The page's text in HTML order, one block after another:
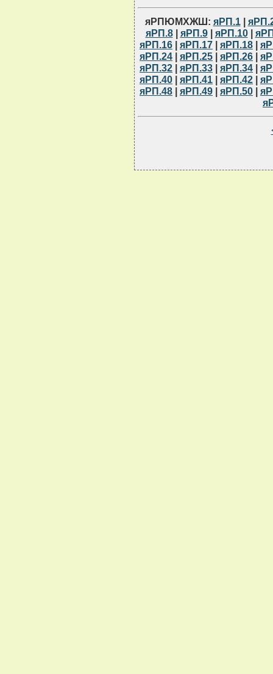
яРПЮМХЖШ: яРП.1|
яРП.8| яРП.9| яРП.10|
яРП.16 | яРП.17 | яРП.18 |
яРП.24 | яРП.25 | яРП.26 |
яРП.32 | яРП.33 | яРП.34 |
яРП.40 | яРП.41 | яРП.42 |
яРП.48 | яРП.49 | яРП.50 |